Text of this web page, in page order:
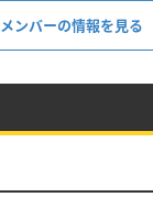
メンバーの情報を見る